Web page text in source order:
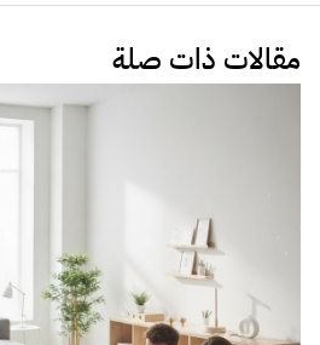
مقالات ذات صلة